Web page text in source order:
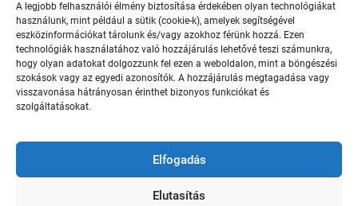
A legjobb felhasználói élmény biztosítása érdekében olyan technológiákat
használunk, mint például a sütik (cookie-k), amelyek segítségével
eszközinformációkat tárolunk és/vagy azokhoz férünk hozzá. Ezen
technológiák használatához való hozzájárulás lehetővé teszi számunkra,
hogy olyan adatokat dolgozzunk fel ezen a weboldalon, mint a böngészési
szokások vagy az egyedi azonosítók. A hozzájárulás megtagadása vagy
visszavonása hátrányosan érinthet bizonyos funkciókat és
szolgáltatásokat.
Elfogadás
Elutasítás